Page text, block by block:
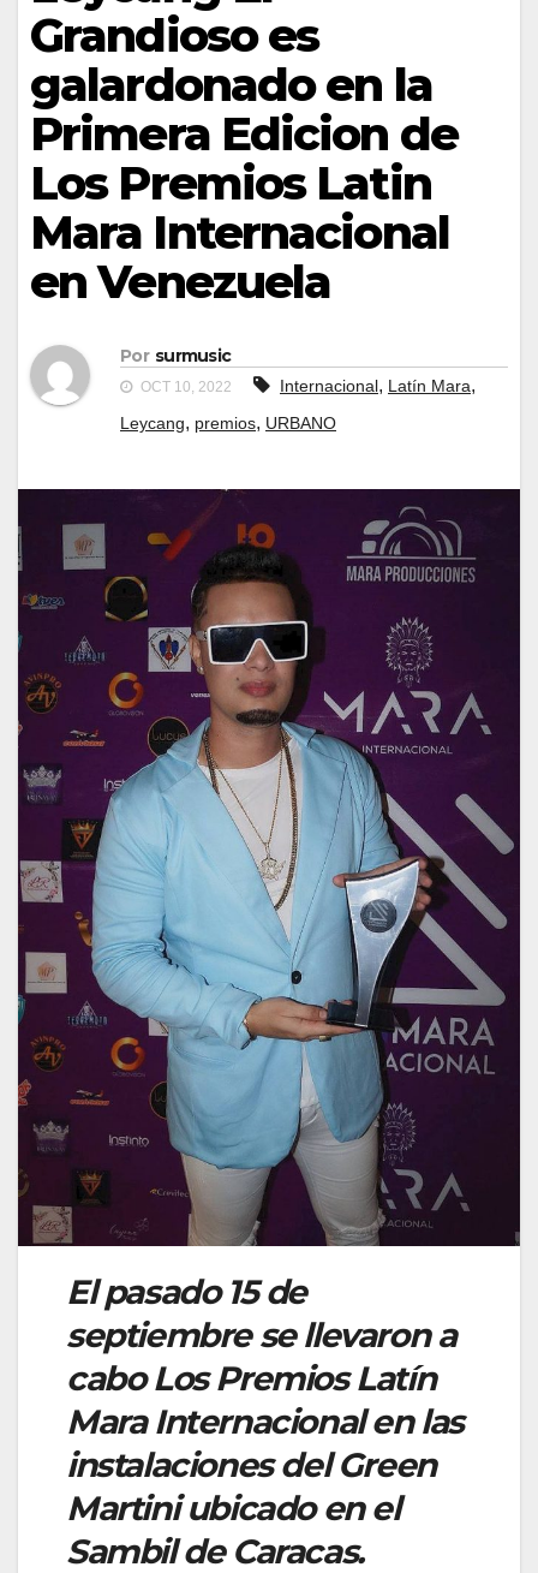
Grandioso es
galardonado en la
Primera Edicion de
Los Premios Latin
Mara Internacional
en Venezuela
Por surmusic
OCT 10, 2022 Internacional, Latín Mara,
Leycang, premios, URBANO
El pasado 15 de
septiembre se llevaron a
cabo Los Premios Latín
Mara Internacional en las
instalaciones del Green
Martini ubicado en el
Sambil de Caracas.